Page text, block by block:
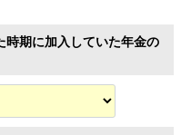
時期に加入していた年金の